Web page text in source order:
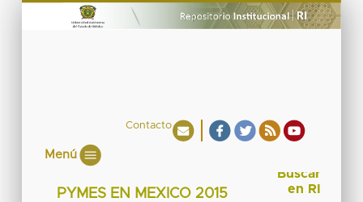
Contacto
Menú
PYMES EN MEXICO 2015
Buscar
en RI